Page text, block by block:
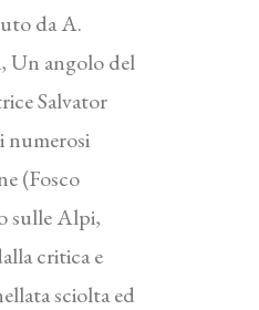
da A.
Un angolo del
Salvator
numerosi
(Fosco
sulle Alpi,
critica e
sciolta ed